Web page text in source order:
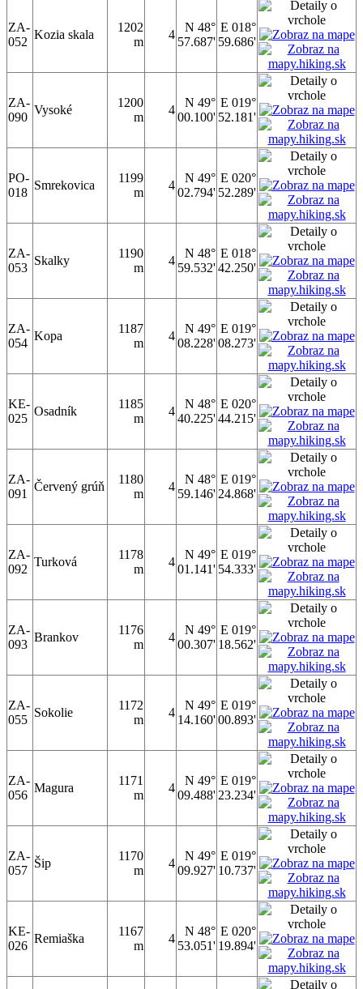
ZA-
052
Kozia skala
1202
m
4
N 48°
57.687'
E 018°
59.686'
ZA-
090
Vysoké
1200
m
4
N 49°
00.100'
E 019°
52.181'
PO-
018
Smrekovica
1199
m
4
N 49°
02.794'
E 020°
52.289'
ZA-
053
Skalky
1190
m
4
N 48°
59.532'
E 018°
42.250'
ZA-
054
Kopa
1187
m
4
N 49°
08.228'
E 019°
08.273'
KE-
025
Osadník
1185
m
4
N 48°
40.225'
E 020°
44.215'
ZA-
091
Červený grúň
1180
m
4
N 48°
59.146'
E 019°
24.868'
ZA-
092
Turková
1178
m
4
N 49°
01.141'
E 019°
54.333'
ZA-
093
Brankov
1176
m
4
N 49°
00.307'
E 019°
18.562'
ZA-
055
Sokolie
1172
m
4
N 49°
14.160'
E 019°
00.893'
ZA-
056
Magura
1171
m
4
N 49°
09.488'
E 019°
23.234'
ZA-
057
Šip
1170
m
4
N 49°
09.927'
E 019°
10.737'
KE-
026
Remiaška
1167
m
4
N 48°
53.051'
E 020°
19.894'